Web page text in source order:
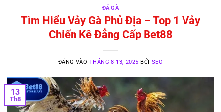
ĐÁ GÀ
Tìm Hiểu Vảy Gà Phủ Địa – Top 1 Vảy
Chiến Kê Đẳng Cấp Bet88
ĐĂNG VÀO THÁNG 8 13, 2025 BỞI SEO
13
Th8